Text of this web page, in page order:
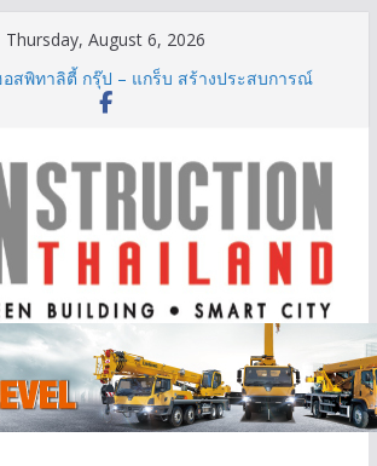
Thursday, August 6, 2026
สพิทาลิตี้ กรุ๊ป – แกร็บ สร้างประสบการณ์
างที่สะดวกยิ่งขึ้น ภายใต้แนวคิด “More of
& Mining” ขับเคลื่อนอุตสาหกรรม
ละเหมืองแร่สู่สังคมคาร์บอนต่ำอย่างยั่งยืน
พเพอร์ตี้ ก้าวสู่ปีที่ 40 ยึดลูกค้าเป็นศูนย์กลาง
ร้างการเติบโตอย่างยั่งยืน
& Resorts เปิดตัว ฮอลิเดย์ อินน์ เอ็กซ์เพรส
ญด้านวิศวกรรมโครงสร้างเสนอแผนปฏิรูป
งแต่การออกแบบถึงการตรวจสอบอาคารไทย
ดินไหว